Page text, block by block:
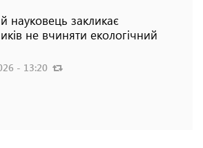
науковець закликає
не вчиняти екологічний
- 13:20